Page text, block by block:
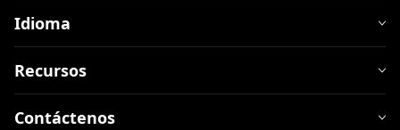
Idioma
Recursos
Contáctenos